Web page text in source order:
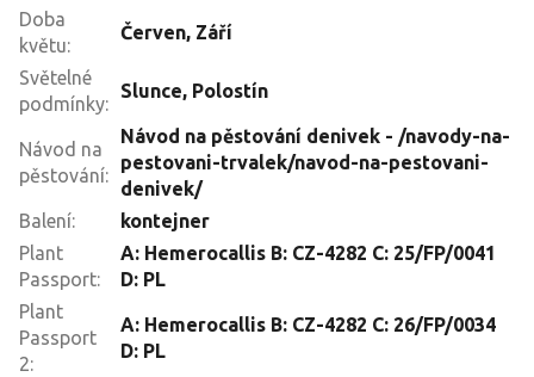
Doba
květu:
Červen, Září
Světelné
podmínky:
Slunce, Polostín
Návod na
pěstování:
Návod na pěstování denivek - /navody-na-
pestovani-trvalek/navod-na-pestovani-
denivek/
Balení:
kontejner
Plant
Passport:
A: Hemerocallis B: CZ-4282 C: 25/FP/0041
D: PL
Plant
Passport
2:
A: Hemerocallis B: CZ-4282 C: 26/FP/0034
D: PL